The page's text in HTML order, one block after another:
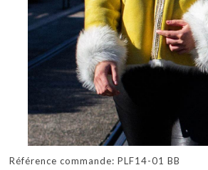
Référence commande: PLF14-01 BB